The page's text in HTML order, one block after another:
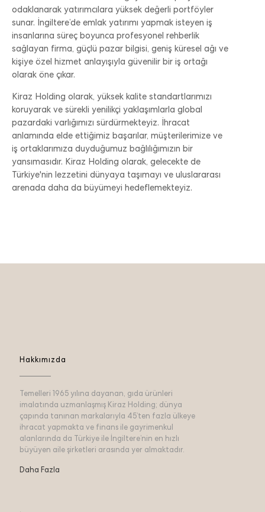
odaklanarak yatırımcılara yüksek değerli portföyler
sunar. İngiltere’de emlak yatırımı yapmak isteyen iş
insanlarına süreç boyunca profesyonel rehberlik
sağlayan firma, güçlü pazar bilgisi, geniş küresel ağı ve
kişiye özel hizmet anlayışıyla güvenilir bir iş ortağı
olarak öne çıkar.
Kiraz Holding olarak, yüksek kalite standartlarımızı
koruyarak ve sürekli yenilikçi yaklaşımlarla global
pazardaki varlığımızı sürdürmekteyiz. İhracat
anlamında elde ettiğimiz başarılar, müşterilerimize ve
iş ortaklarımıza duyduğumuz bağlılığımızın bir
yansımasıdır. Kiraz Holding olarak, gelecekte de
Türkiye'nin lezzetini dünyaya taşımayı ve uluslararası
arenada daha da büyümeyi hedeflemekteyiz.
Hakkımızda
Temelleri 1965 yılına dayanan, gıda ürünleri
imalatında uzmanlaşmış Kiraz Holding; dünya
çapında tanınan markalarıyla 45’ten fazla ülkeye
ihracat yapmakta ve finans ile gayrimenkul
alanlarında da Türkiye ile İngiltere’nin en hızlı
büyüyen aile şirketleri arasında yer almaktadır.
Daha Fazla